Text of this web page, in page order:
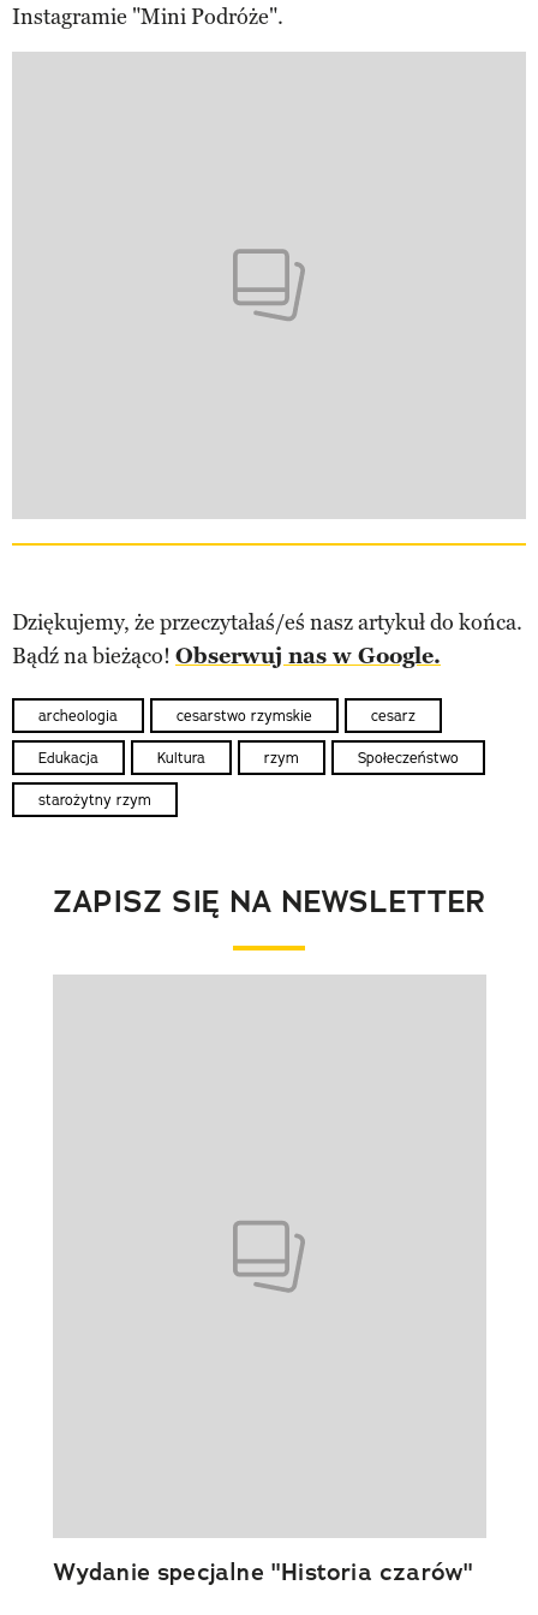
Instagramie "Mini Podróże".
Dziękujemy, że przeczytałaś/eś nasz artykuł do końca.
Bądź na bieżąco! Obserwuj nas w Google.
archeologia cesarstwo rzymskie cesarz
Edukacja Kultura rzym Społeczeństwo
starożytny rzym
ZAPISZ SIĘ NA NEWSLETTER
Wydanie specjalne "Historia czarów"